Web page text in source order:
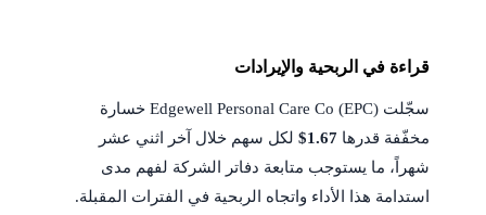
قراءة في الربحية والإيرادات
سجّلت Edgewell Personal Care Co (EPC) خسارة
مخفّفة قدرها $1.67لكل سهم خلال آخر اثني عشر
شهراً، ما يستوجب متابعة دفاتر الشركة لفهم مدى
استدامة هذا الأداء واتجاه الربحية في الفترات المقبلة.